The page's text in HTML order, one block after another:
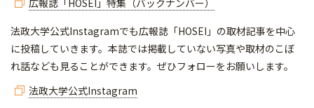
広報誌「HOSEI」特集（バックナンバー）
法政大学公式Instagramでも広報誌「HOSEI」の取材記事を中心
に投稿していきます。本誌では掲載していない写真や取材のこぼ
れ話なども見ることができます。ぜひフォローをお願いします。
法政大学公式Instagram